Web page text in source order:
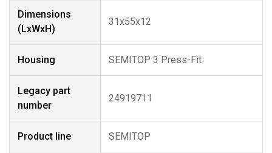
Dimensions
(LxWxH)
31x55x12
Housing SEMITOP 3 Press-Fit
Legacy part
number
24919711
Product line SEMITOP